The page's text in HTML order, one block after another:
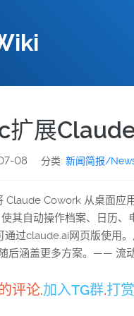
展
08 分类:新闻简报/
Cowork 从桌面应
其自动操作档案、日历
过claude.ai网页版使用
后涵盖更多方案。—— 流
评论.加入TG群.打